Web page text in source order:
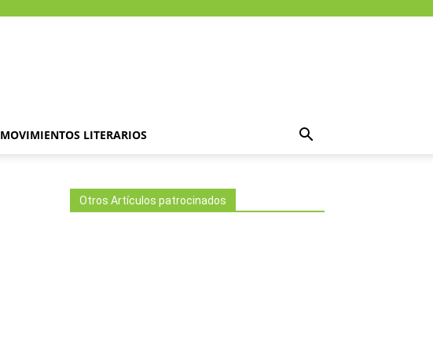
MOVIMIENTOS LITERARIOS
Otros Artículos patrocinados